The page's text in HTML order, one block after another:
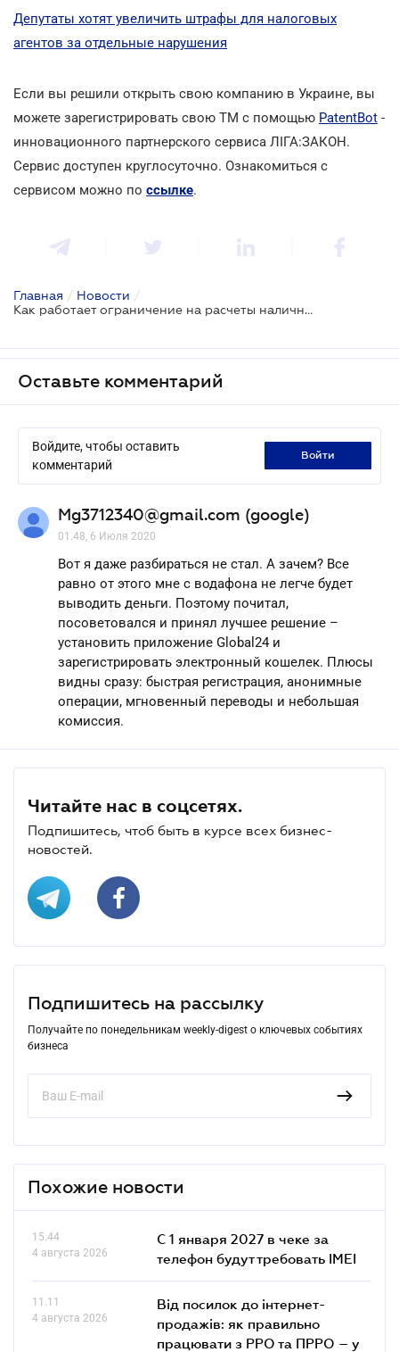
Депутаты хотят увеличить штрафы для налоговых
агентов за отдельные нарушения
Если вы решили открыть свою компанию в Украине, вы
можете зарегистрировать свою ТМ с помощью PatentBot -
инновационного партнерского сервиса ЛІГА:ЗАКОН.
Сервис доступен круглосуточно. Ознакомиться с
сервисом можно по ссылке.
Главная / Новости /
Как работает ограничение на расчеты наличными
Оставьте комментарий
Войдите, чтобы оставить
комментарий
войти
Mg3712340@gmail.com (google)
01.48, 6 Июля 2020
Вот я даже разбираться не стал. А зачем? Все
равно от этого мне с водафона не легче будет
выводить деньги. Поэтому почитал,
посоветовался и принял лучшее решение –
установить приложение Global24 и
зарегистрировать электронный кошелек. Плюсы
видны сразу: быстрая регистрация, анонимные
операции, мгновенный переводы и небольшая
комиссия.
Читайте нас в соцсетях.
Подпишитесь, чтоб быть в курсе всех бизнес-
новостей.
Подпишитесь на рассылку
Получайте по понедельникам weekly-digest о ключевых событиях
бизнеса
Похожие новости
15.44
4 августа 2026
С 1 января 2027 в чеке за
телефон будут требовать IMEI
11.11
4 августа 2026
Від посилок до інтернет-
продажів: як правильно
працювати з РРО та ПРРО – у